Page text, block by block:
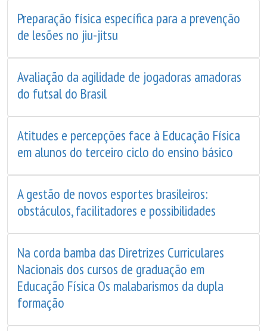
Preparação física específica para a prevenção
de lesões no jiu-jitsu
Avaliação da agilidade de jogadoras amadoras
do futsal do Brasil
Atitudes e percepções face à Educação Física
em alunos do terceiro ciclo do ensino básico
A gestão de novos esportes brasileiros:
obstáculos, facilitadores e possibilidades
Na corda bamba das Diretrizes Curriculares
Nacionais dos cursos de graduação em
Educação Física Os malabarismos da dupla
formação